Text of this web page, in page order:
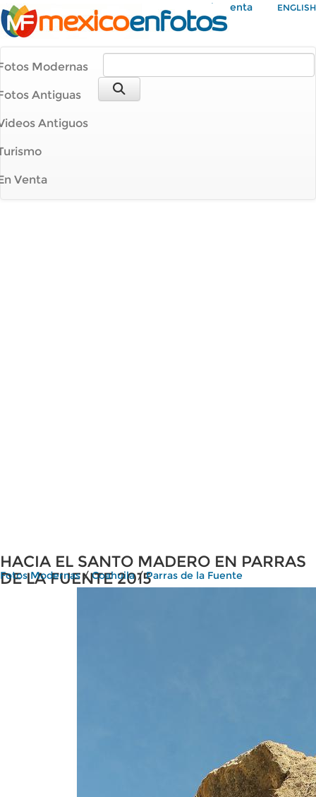
Mi Cuenta ENGLISH
Modernas
Antiguas
Antiguos
Venta
HACIA EL SANTO MADERO EN PARRAS
DE LA FUENTE 2015
Fotos Modernas/Coahuila/Parras de la Fuente